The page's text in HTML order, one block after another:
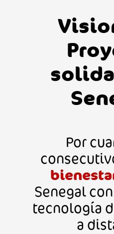
Por
Senegal
tecnología
a